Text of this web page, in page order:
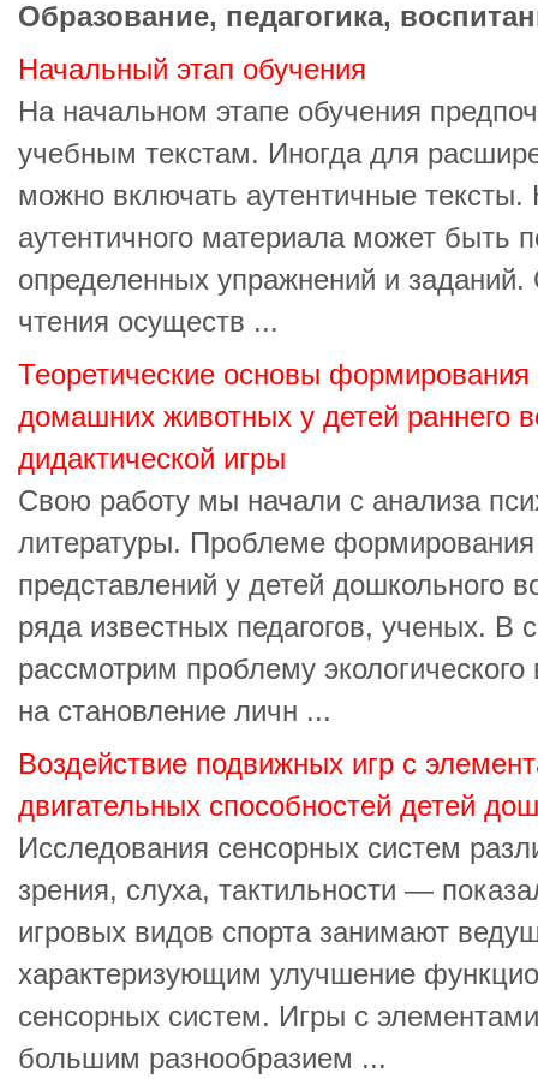
Образование, педагогика,
Начальный этап обучения
На начальном этапе обучения
учебным текстам. Иногда для
можно включать аутентичные тексты.
аутентичного материала может быть
определенных упражнений и заданий.
чтения осуществ ...
Теоретические основы формирования
домашних животных у детей раннего
дидактической игры
Свою работу мы начали с анализа
литературы. Проблеме формирования
представлений у детей дошкольного
ряда известных педагогов, ученых. В
рассмотрим проблему экологического
на становление личн ...
Воздействие подвижных игр с
двигательных способностей детей
Исследования сенсорных систем
зрения, слуха, тактильности —
игровых видов спорта занимают
характеризующим улучшение
сенсорных систем. Игры с
большим разнообразием ...